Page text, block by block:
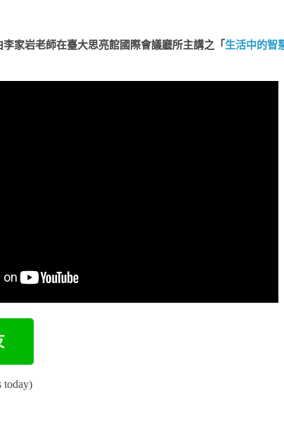
家岩老師在臺大思亮館國際會議廳所主講之「 生活中的智
today)